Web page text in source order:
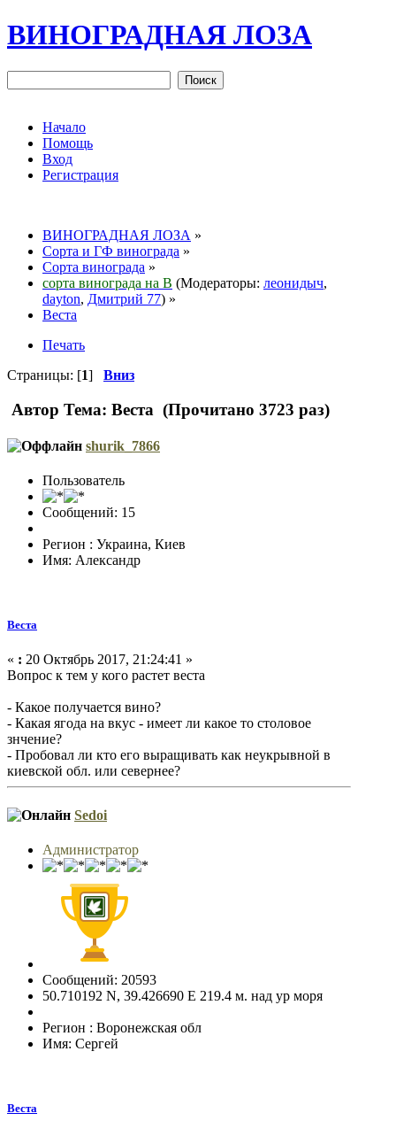
ВИНОГРАДНАЯ ЛОЗА
Начало
Помощь
Вход
Регистрация
ВИНОГРАДНАЯ ЛОЗА »
Сорта и ГФ винограда »
Сорта винограда »
сорта винограда на В (Модераторы: леонидыч,
dayton, Дмитрий 77) »
Веста
Печать
Страницы: [1] Вниз
Автор Тема: Веста (Прочитано 3723 раз)
shurik_7866
Пользователь
Сообщений: 15
Регион : Украина, Киев
Имя: Александр
Веста
« : 20 Октябрь 2017, 21:24:41 »
Вопрос к тем у кого растет веста
- Какое получается вино?
- Какая ягода на вкус - имеет ли какое то столовое
знчение?
- Пробовал ли кто его выращивать как неукрывной в
киевской обл. или севернее?
Sedoi
Администратор
Сообщений: 20593
50.710192 N, 39.426690 E 219.4 м. над ур моря
Регион : Воронежская обл
Имя: Сергей
Веста